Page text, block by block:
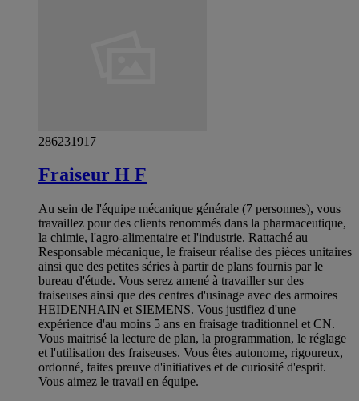
286231917
Fraiseur H F
Au sein de l'équipe mécanique générale (7 personnes), vous
travaillez pour des clients renommés dans la pharmaceutique,
la chimie, l'agro-alimentaire et l'industrie. Rattaché au
Responsable mécanique, le fraiseur réalise des pièces unitaires
ainsi que des petites séries à partir de plans fournis par le
bureau d'étude. Vous serez amené à travailler sur des
fraiseuses ainsi que des centres d'usinage avec des armoires
HEIDENHAIN et SIEMENS. Vous justifiez d'une
expérience d'au moins 5 ans en fraisage traditionnel et CN.
Vous maitrisé la lecture de plan, la programmation, le réglage
et l'utilisation des fraiseuses. Vous êtes autonome, rigoureux,
ordonné, faites preuve d'initiatives et de curiosité d'esprit.
Vous aimez le travail en équipe.